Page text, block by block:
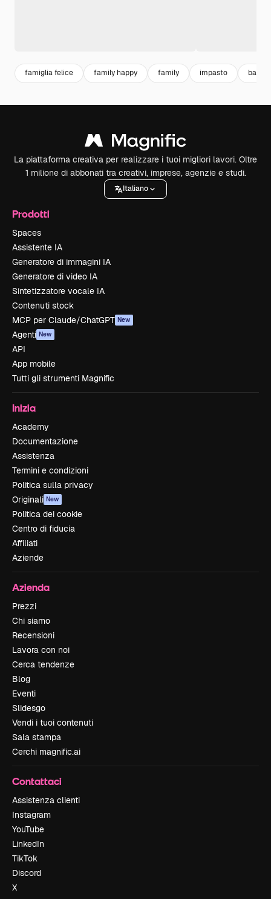
famiglia felice family happy family impasto
La piattaforma creativa per realizzare i tuoi migliori lavori. Oltre
1 milione di abbonati tra creativi, imprese, agenzie e studi.
Italiano
Prodotti
Spaces
Assistente IA
Generatore di immagini IA
Generatore di video IA
Sintetizzatore vocale IA
Contenuti stock
MCP per Claude/ChatGPT New
Agenti New
API
App mobile
Tutti gli strumenti Magnific
Inizia
Academy
Documentazione
Assistenza
Termini e condizioni
Politica sulla privacy
Originali New
Politica dei cookie
Centro di fiducia
Affiliati
Aziende
Azienda
Prezzi
Chi siamo
Recensioni
Lavora con noi
Cerca tendenze
Blog
Eventi
Slidesgo
Vendi i tuoi contenuti
Sala stampa
Cerchi magnific.ai
Contattaci
Assistenza clienti
Instagram
YouTube
LinkedIn
TikTok
Discord
X